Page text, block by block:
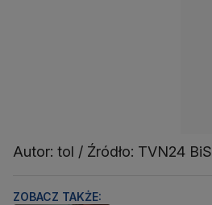
Autor: tol / Źródło: TVN24 BiS
ZOBACZ TAKŻE: